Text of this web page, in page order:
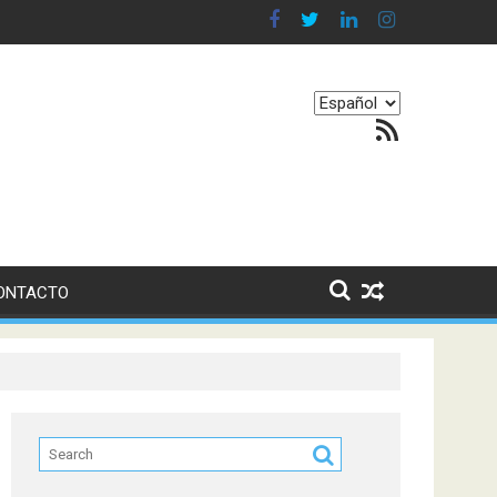
nuestro equilibrio emocional
Elegir
Feed RSS